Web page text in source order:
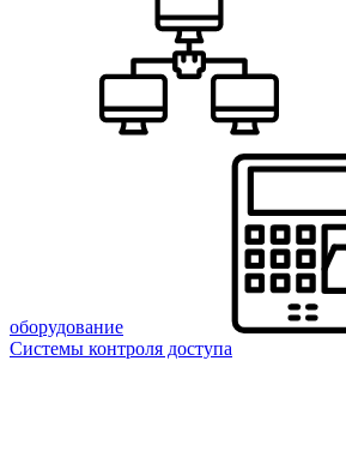
оборудование
Системы контроля доступа